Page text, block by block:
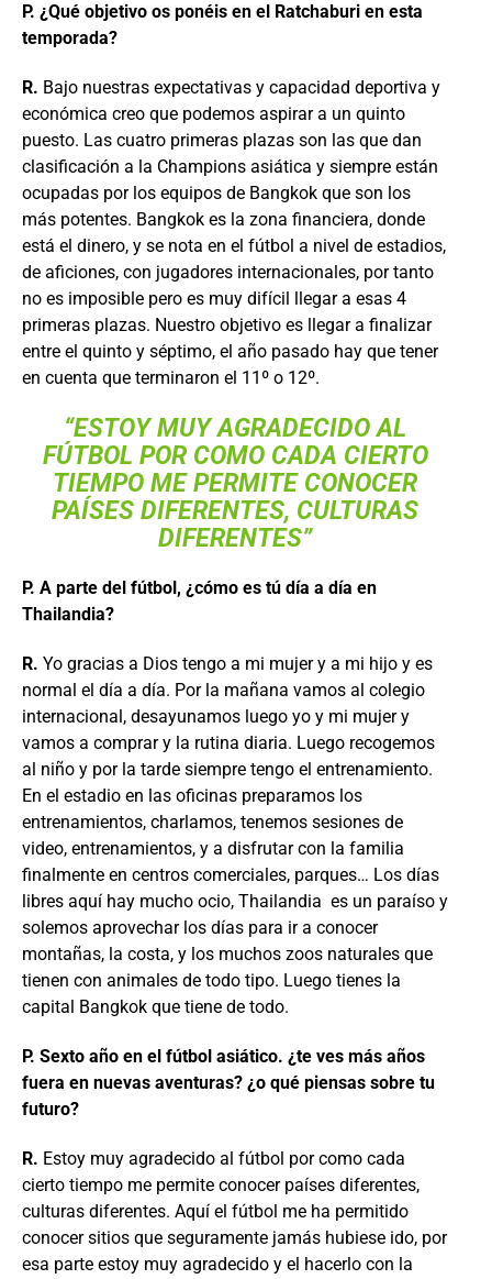
P. ¿Qué objetivo os ponéis en el Ratchaburi en esta
temporada?
R. Bajo nuestras expectativas y capacidad deportiva y
económica creo que podemos aspirar a un quinto
puesto. Las cuatro primeras plazas son las que dan
clasificación a la Champions asiática y siempre están
ocupadas por los equipos de Bangkok que son los
más potentes. Bangkok es la zona financiera, donde
está el dinero, y se nota en el fútbol a nivel de estadios,
de aficiones, con jugadores internacionales, por tanto
no es imposible pero es muy difícil llegar a esas 4
primeras plazas. Nuestro objetivo es llegar a finalizar
entre el quinto y séptimo, el año pasado hay que tener
en cuenta que terminaron el 11º o 12º.
“ESTOY MUY AGRADECIDO AL
FÚTBOL POR COMO CADA CIERTO
TIEMPO ME PERMITE CONOCER
PAÍSES DIFERENTES, CULTURAS
DIFERENTES”
P. A parte del fútbol, ¿cómo es tú día a día en
Thailandia?
R. Yo gracias a Dios tengo a mi mujer y a mi hijo y es
normal el día a día. Por la mañana vamos al colegio
internacional, desayunamos luego yo y mi mujer y
vamos a comprar y la rutina diaria. Luego recogemos
al niño y por la tarde siempre tengo el entrenamiento.
En el estadio en las oficinas preparamos los
entrenamientos, charlamos, tenemos sesiones de
video, entrenamientos, y a disfrutar con la familia
finalmente en centros comerciales, parques… Los días
libres aquí hay mucho ocio, Thailandia es un paraíso y
solemos aprovechar los días para ir a conocer
montañas, la costa, y los muchos zoos naturales que
tienen con animales de todo tipo. Luego tienes la
capital Bangkok que tiene de todo.
P. Sexto año en el fútbol asiático. ¿te ves más años
fuera en nuevas aventuras? ¿o qué piensas sobre tu
futuro?
R. Estoy muy agradecido al fútbol por como cada
cierto tiempo me permite conocer países diferentes,
culturas diferentes. Aquí el fútbol me ha permitido
conocer sitios que seguramente jamás hubiese ido, por
esa parte estoy muy agradecido y el hacerlo con la